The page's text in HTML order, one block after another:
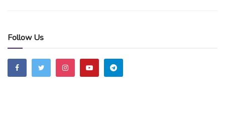
Follow Us